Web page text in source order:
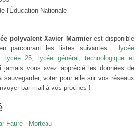
l'Éducation Nationale
polyvalent Xavier Marmierest disponible
parcourant les listes suivantes :
lycée
, lycée 25,
lycée général, technologique et
jamais vous avez apprécié les données de
voter pour elle sur vos réseaux
par mail à vos proches !
Faure - Morteau